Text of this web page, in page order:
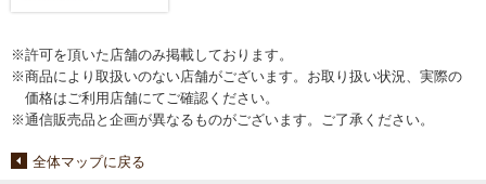
※許可を頂いた店舗のみ掲載しております。
※商品により取扱いのない店舗がございます。お取り扱い状況、実際の
価格はご利用店舗にてご確認ください。
※通信販売品と企画が異なるものがございます。ご了承ください。
全体マップに戻る